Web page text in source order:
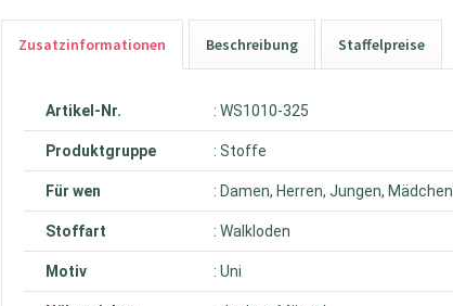
Zusatzinformationen Beschreibung Staffelpreise
Artikel-Nr. : WS1010-325
Produktgruppe : Stoffe
Für wen : Damen, Herren, Jungen, Mädchen
Stoffart : Walkloden
Motiv : Uni